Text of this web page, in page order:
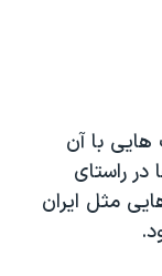
با آن
راستای
مثل ایران